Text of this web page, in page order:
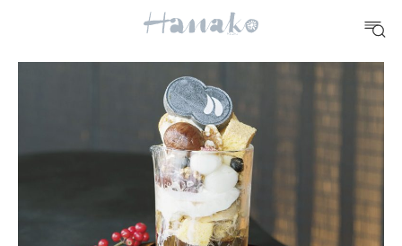
10 CATEGORIES
FOOD
おいしい
TRAVEL
どこ行く？